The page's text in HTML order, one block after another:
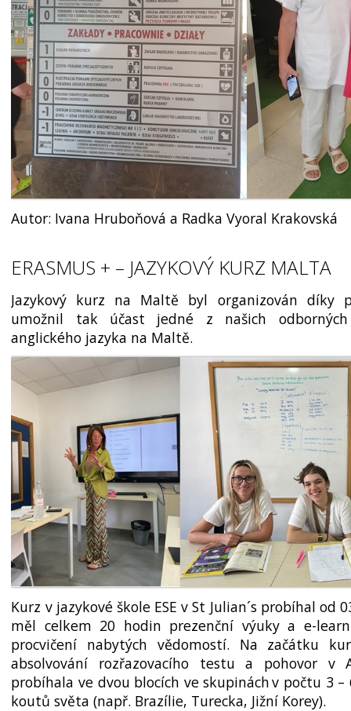
Autor: Ivana Hruboňová a Radka Vyoral Krakovská
ERASMUS + – JAZYKOVÝ KURZ MALTA
Jazykový kurz na Maltě byl organizován díky
umožnil tak účast jedné z našich
anglického jazyka na Maltě.
Kurz v jazykové škole ESE v St Julian´s pro­bíhal od
měl celkem 20 hodin prezenční výuky a e-
procvičení nabytých vědomostí. Na začátku
absolvování rozřazovacího testu a pohovor v
probíhala ve dvou blocích ve skupinách v p­očtu 3
koutů světa (např. Brazílie, Turecka, Jižní Korey).